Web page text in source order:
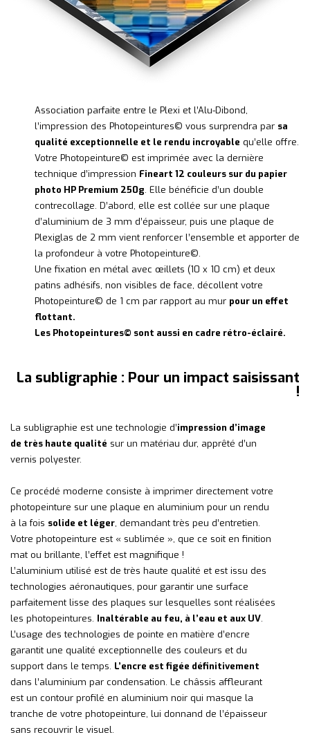
Association parfaite entre le Plexi et l’Alu-Dibond,
l’impression des Photopeintures© vous surprendra par sa
qualité exceptionnelle et le rendu incroyable qu’elle offre.
Votre Photopeinture© est imprimée avec la dernière
technique d’impression Fineart 12 couleurs sur du papier
photo HP Premium 250g. Elle bénéficie d’un double
contrecollage. D’abord, elle est collée sur une plaque
d’aluminium de 3 mm d’épaisseur, puis une plaque de
Plexiglas de 2 mm vient renforcer l’ensemble et apporter de
la profondeur à votre Photopeinture©.
Une fixation en métal avec œillets (10 x 10 cm) et deux
patins adhésifs, non visibles de face, décollent votre
Photopeinture© de 1 cm par rapport au mur pour un effet
flottant.
Les Photopeintures© sont aussi en cadre rétro-éclairé.
La subligraphie : Pour un impact saisissant
!
La subligraphie est une technologie d’impression d’image
de très haute qualité sur un matériau dur, apprêté d’un
vernis polyester.
Ce procédé moderne consiste à imprimer directement votre
photopeinture sur une plaque en aluminium pour un rendu
à la fois solide et léger, demandant très peu d’entretien.
Votre photopeinture est « sublimée », que ce soit en finition
mat ou brillante, l’effet est magnifique !
L’aluminium utilisé est de très haute qualité et est issu des
technologies aéronautiques, pour garantir une surface
parfaitement lisse des plaques sur lesquelles sont réalisées
les photopeintures. Inaltérable au feu, à l’eau et aux UV.
L’usage des technologies de pointe en matière d’encre
garantit une qualité exceptionnelle des couleurs et du
support dans le temps. L’encre est figée définitivement
dans l’aluminium par condensation. Le châssis affleurant
est un contour profilé en aluminium noir qui masque la
tranche de votre photopeinture, lui donnand de l’épaisseur
sans recouvrir le visuel.